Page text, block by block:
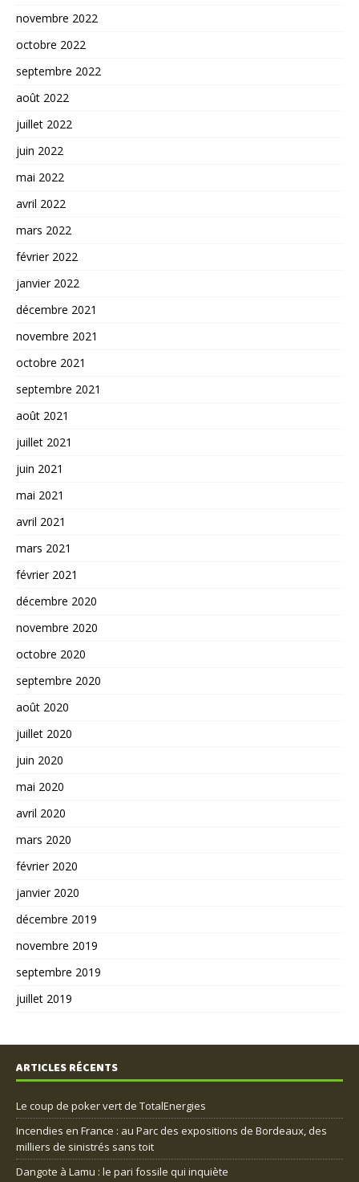
novembre 2022
octobre 2022
septembre 2022
août 2022
juillet 2022
juin 2022
mai 2022
avril 2022
mars 2022
février 2022
janvier 2022
décembre 2021
novembre 2021
octobre 2021
septembre 2021
août 2021
juillet 2021
juin 2021
mai 2021
avril 2021
mars 2021
février 2021
décembre 2020
novembre 2020
octobre 2020
septembre 2020
août 2020
juillet 2020
juin 2020
mai 2020
avril 2020
mars 2020
février 2020
janvier 2020
décembre 2019
novembre 2019
septembre 2019
juillet 2019
ARTICLES RÉCENTS
Le coup de poker vert de TotalEnergies
Incendies en France : au Parc des expositions de Bordeaux, des
milliers de sinistrés sans toit
Dangote à Lamu : le pari fossile qui inquiète